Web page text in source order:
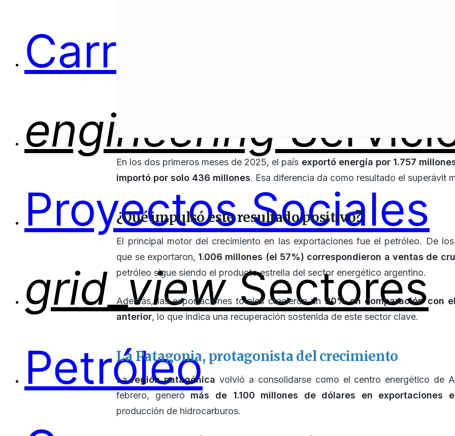
Carreras
engineering
Proyectos Sociales
grid_view Sectores
Petróleo
En los dos primeros meses de 2025, el país exportó energía por 1.757
importó por solo 436 millones. Esa diferencia da como resultado el superávit
¿Qué impulsó este resultado positivo?
El principal motor del crecimiento en las exportaciones fue el petróleo. De
que se exportaron, 1.006 millones (el 57%) correspondieron a ventas de
petróleo sigue siendo el producto estrella del sector energético argentino.
Además, las exportaciones totales crecieron un20% en comparación con
anterior, lo que indica una recuperación sostenida de este sector clave.
La Patagonia, protagonista del crecimiento
Laregión patagónica volvió a consolidarse como el centro energético de
febrero, generó más de 1.100 millones de dólares en exportaciones
producción de hidrocarburos.